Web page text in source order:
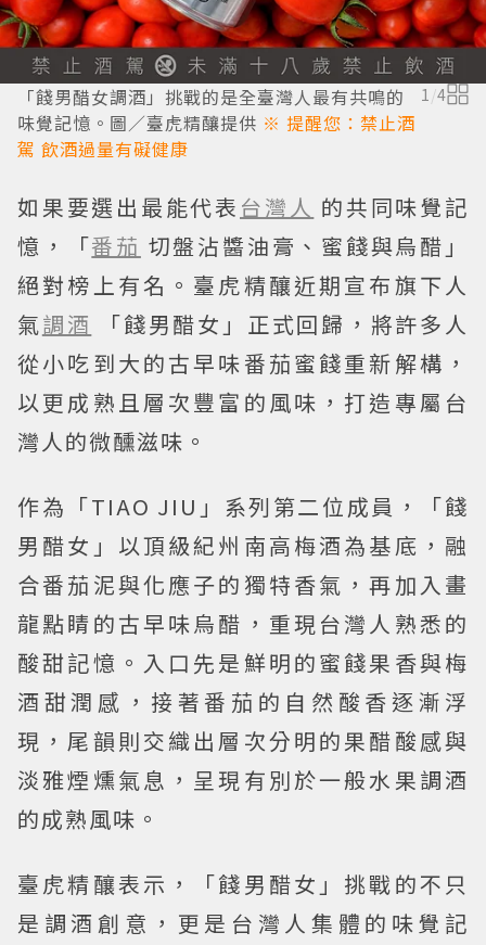
「餞男醋女調酒」挑戰的是全臺灣人最有共鳴的
味覺記憶。圖／臺虎精釀提供 ※ 提醒您：禁止酒
駕 飲酒過量有礙健康
1/4
如果要選出最能代表 台灣人 的共同味覺記
憶，「番茄 切盤沾醬油膏、蜜餞與烏醋」
絕對榜上有名。臺虎精釀近期宣布旗下人
氣調酒
「餞男醋女」正式回歸，將許多人
從小吃到大的古早味番茄蜜餞重新解構，
以更成熟且層次豐富的風味，打造專屬台
灣人的微醺滋味。
作為「TIAO JIU」系列第二位成員，「餞
男醋女」以頂級紀州南高梅酒為基底，融
合番茄泥與化應子的獨特香氣，再加入畫
龍點睛的古早味烏醋，重現台灣人熟悉的
酸甜記憶。入口先是鮮明的蜜餞果香與梅
酒甜潤感，接著番茄的自然酸香逐漸浮
現，尾韻則交織出層次分明的果醋酸感與
淡雅煙燻氣息，呈現有別於一般水果調酒
的成熟風味。
臺虎精釀表示，「餞男醋女」挑戰的不只
是調酒創意，更是台灣人集體的味覺記